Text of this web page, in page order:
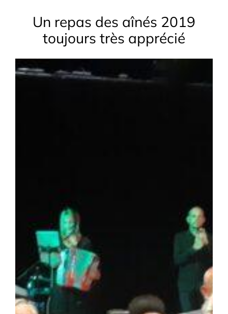
Un repas des aînés 2019
toujours très apprécié